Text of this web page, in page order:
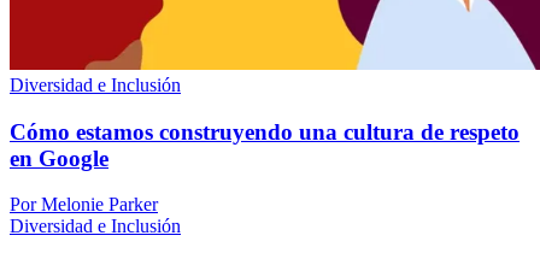
Diversidad e Inclusión
Cómo estamos construyendo una cultura de respeto
en Google
Por Melonie Parker
Diversidad e Inclusión